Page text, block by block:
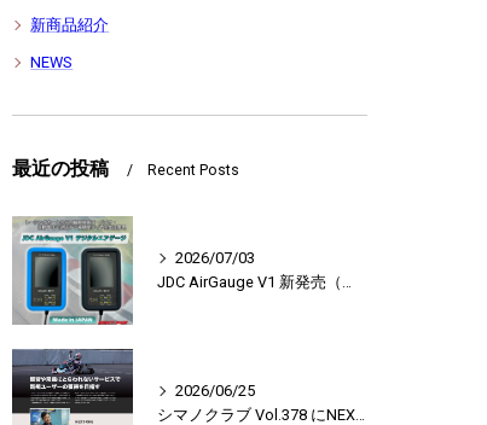
新商品紹介
NEWS
最近の投稿 Recent Posts
2026/07/03
JDC AirGauge V1 新発売（日本製デジタルエアゲージ）
2026/06/25
シマノクラブ Vol.378 にNEXT-ONEが掲載されました